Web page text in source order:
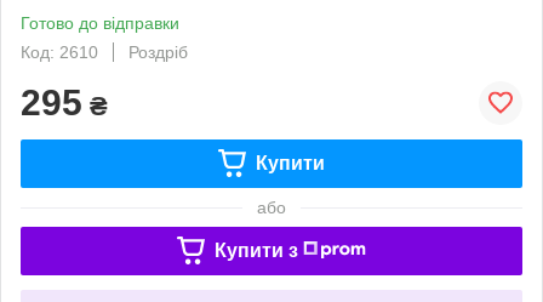
Готово до відправки
Код: 2610
Роздріб
295 ₴
Купити
або
Купити з